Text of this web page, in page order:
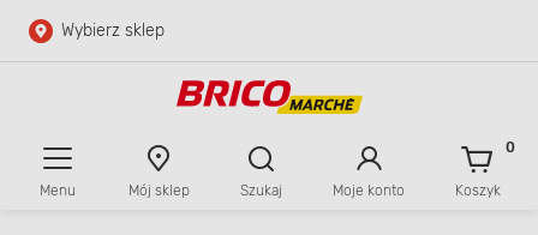
Przejdź do głównej zawartości
Wybierz sklep
Menu Mój sklep Szukaj Moje konto Koszyk
0